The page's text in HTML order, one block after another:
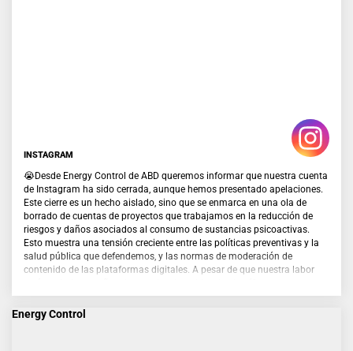
INSTAGRAM
😭Desde Energy Control de ABD queremos informar que nuestra cuenta
de Instagram ha sido cerrada, aunque hemos presentado apelaciones.
Este cierre es un hecho aislado, sino que se enmarca en una ola de
borrado de cuentas de proyectos que trabajamos en la reducción de
riesgos y daños asociados al consumo de sustancias psicoactivas.
Esto muestra una tensión creciente entre las políticas preventivas y la
salud pública que defendemos, y las normas de moderación de
contenido de las plataformas digitales. A pesar de que nuestra labor
reconocimiento de administraciones públicas, otros proyectos y la
comunidad internacional, los algoritmos y decisiones unilaterales de
estas plataformas están provocando censura en contenidos
Energy Control